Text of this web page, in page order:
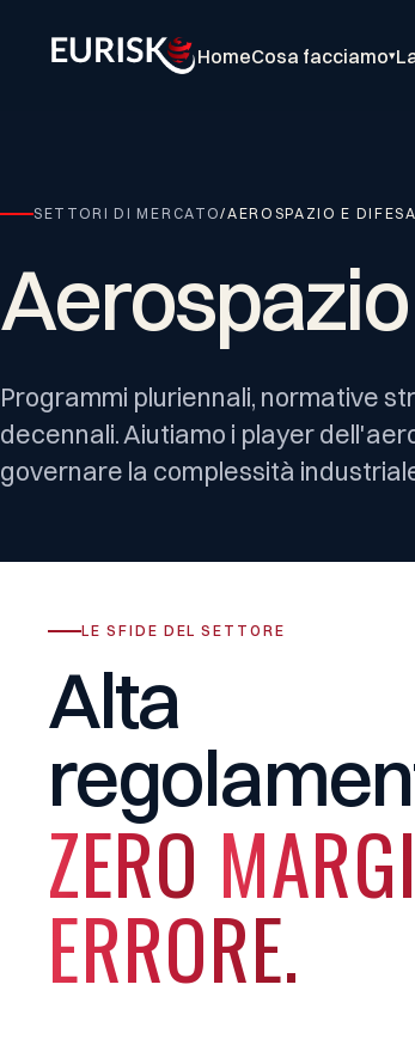
HomeCosa facciamo▾
SETTORI DI MERCATO/AEROSPAZIO E DIFESA
Aerospazio
Programmi pluriennali, normative
decennali. Aiutiamo i player
governare la complessità
LE SFIDE DEL SETTORE
Alta
ZERO
ERRORE.